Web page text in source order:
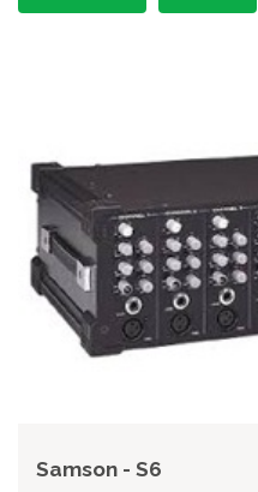
Samson - S6